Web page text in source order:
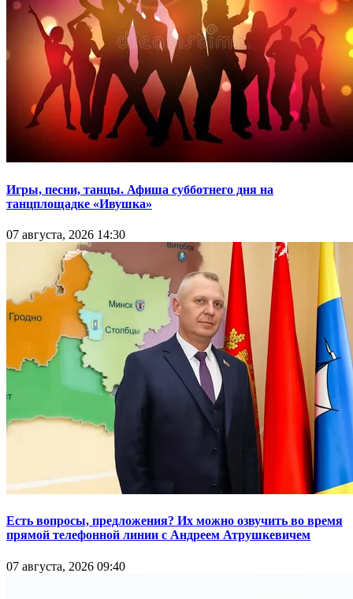
Игры, песни, танцы. Афиша субботнего дня на
танцплощадке «Ивушка»
07 августа, 2026 14:30
Есть вопросы, предложения? Их можно озвучить во время
прямой телефонной линии с Андреем Атрушкевичем
07 августа, 2026 09:40